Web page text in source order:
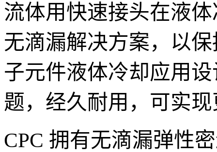
流体用快速接头在液
无滴漏解决方案，以
子元件液体冷却应用
题，经久耐用，可实
CPC 拥有无滴漏弹性